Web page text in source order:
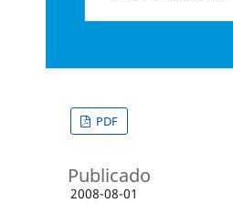
PDF
Publicado
2008-08-01